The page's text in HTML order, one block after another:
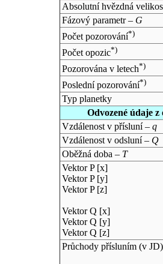
Absolutní hvězdná
Fázový parametr – G
Počet pozorování*)
Počet opozic*)
Pozorována v letech*)
Poslední pozorování*)
Typ planetky
Odvozené údaje
Vzdálenost v přísluní – q
Vzdálenost v odsluní – Q
Oběžná doba – T
Vektor P [x]
Vektor P [y]
Vektor P [z]
Vektor Q [x]
Vektor Q [y]
Vektor Q [z]
Průchody přísluním (v JD)